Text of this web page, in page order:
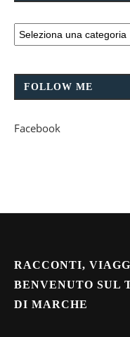
FOLLOW ME
Facebook
RACCONTI,
BENVENUTO SUL
DI MARCHE